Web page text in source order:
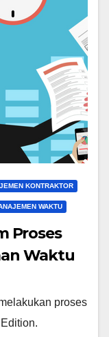
KONTRAKTOR
WAKTU
Proses
Waktu
proses